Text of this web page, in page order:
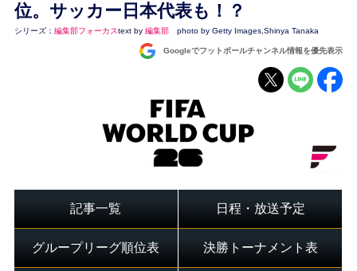
UEFA
ナショナルチーム
位。サッカー日本代表も！？
シリーズ： 編集部フォーカスtext by 編集部 photo by Getty Images,Shinya Tanaka
Googleでフットボールチャンネル情報を優先表示
記事一覧 日程・放送予定
グループリーグ順位表 決勝トーナメント表